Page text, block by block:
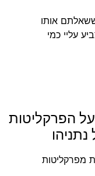
ששאלתם אותו
עליי כמי
הפרקליטות
מפרקליטות